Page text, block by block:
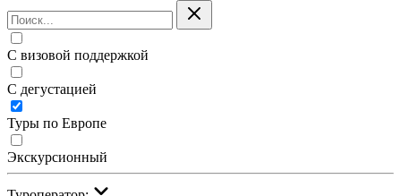
С визовой поддержкой
С дегустацией
Туры по Европе
Экскурсионный